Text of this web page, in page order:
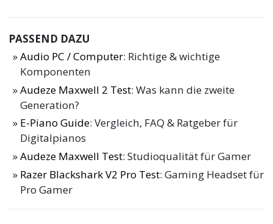
PASSEND DAZU
Audio PC / Computer: Richtige & wichtige
Komponenten
Audeze Maxwell 2 Test: Was kann die zweite
Generation?
E-Piano Guide: Vergleich, FAQ & Ratgeber für
Digitalpianos
Audeze Maxwell Test: Studioqualität für Gamer
Razer Blackshark V2 Pro Test: Gaming Headset für
Pro Gamer